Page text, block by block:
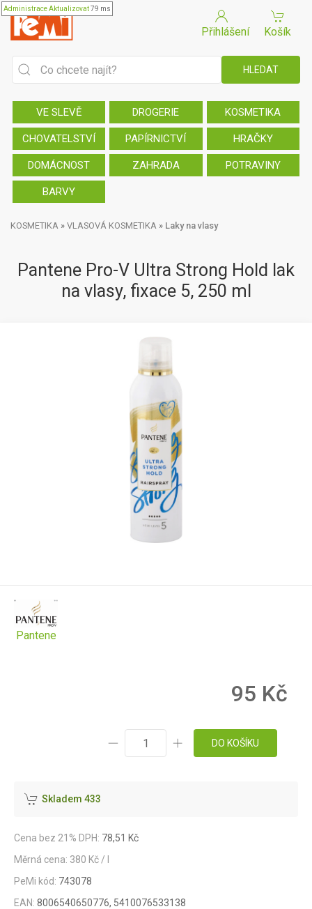
AdministraceAktualizovat79 ms
Přihlášení Košík
VE SLEVĚ DROGERIE KOSMETIKA
CHOVATELSTVÍ PAPÍRNICTVÍ HRAČKY
DOMÁCNOST ZAHRADA POTRAVINY
BARVY
KOSMETIKA » VLASOVÁ KOSMETIKA » Laky na vlasy
Pantene Pro-V Ultra Strong Hold lak
na vlasy, fixace 5, 250 ml
Pantene
95 Kč
DO KOŠÍKU
Skladem 433
Cena bez 21% DPH: 78,51 Kč
Měrná cena: 380 Kč / l
PeMi kód: 743078
EAN: 8006540650776, 5410076533138